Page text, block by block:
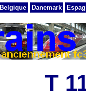
Belgique Danemark
T